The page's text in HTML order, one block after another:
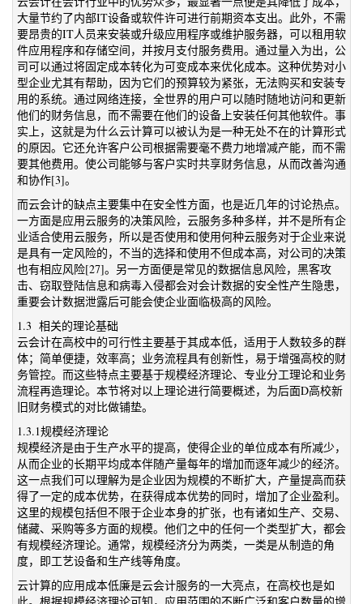
大量节约了内部IT设备或软件许可进行前期资本支出。此外，不需
要昂贵的IT人员来安装或升级应用程序或维护服务器，可以租用软
件应用程序和存储空间，并按月支付服务费用。通过量入为出，公
司可以通过将固定成本转化为可变成本来优化成本。这种优势对小
型企业尤其有帮助，因为它们的预算较为紧张，无法购买和安装专
用的系统。通过网络连接，全世界的用户可以随时随地访问和更新
他们的财务信息，而不需要在他们的设备上安装任何其他软件。事
实上，这就是为什么云计算可以被认为是一种无处不在的计算形式
的原因。它还允许客户公司根据需要毫不费力地增减产能，而不需
要其他费用。使公司能够与客户实时共享财务信息，从而改善沟通
和协作[3]。
而云会计的缺点主要集中在安全性方面，也是近几年的讨论热点。
一方面是应用云服务的决策风险，云服务多种多样，并不是所有企
业适合使用云服务，所以是否使用和使用何种云服务对于企业来说
是具有一定风险的，不当的选择和使用不但成本高，对公司的决策
也有相应风险[27]。另一方面便是常见的数据信息风险，黑客攻
击、窃取登陆信息和病毒入侵都会对会计数据的安全性产生隐患，
重要会计数据泄露后可能会使企业面临极高的风险。
1.3 相关的理论基础
云会计在高校中的可行性主要基于其成本低，适用于人数较多的群
体；简单便捷，效率高；业务流程具有创新性，易于增强高校的财
务管控。而这些特点主要基于规模经济理论、专业分工理论和业务
流程再造理论。本节将对以上理论进行简要概述，为后面D高校新
旧财务模式的对比做铺垫。
1.3.1规模经济理论
规模经济是由于生产水平的提高，使得企业的单位成本有所减少，
从而企业的长期平均成本伴随产量每年的增加而逐年减少的经济。
这一点我们可以理解为是企业因为规模的不断扩大，产量提高而获
得了一定的成本优势，在获得成本优势的同时，增加了企业盈利。
这里的规模包括但不限于企业本身的扩张，也有诸如生产、交易、
储藏、采购等多方面的规模。他们之中的任何一个类型扩大，都会
有规模经济理论。通常，规模经济分为两类，一类是从制造的角
度，即工艺设备和生产线等角度。
云计算的应用成本低廉是云会计服务的一大亮点，在高校也是如